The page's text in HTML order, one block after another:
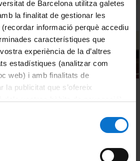
de Barcelona utilitza galetes
la finalitat de gestionar les
informació perquè accediu
característiques que
experiència de la d’altres
estadístiques (analitzar com
web) i amb finalitats de
la publicitat que s’ofereix
galetes del lloc web de la
versus la tesis per articles: